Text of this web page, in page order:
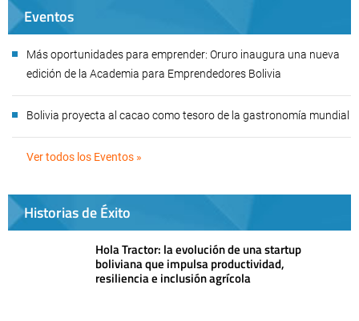
Eventos
Más oportunidades para emprender: Oruro inaugura una nueva
edición de la Academia para Emprendedores Bolivia
Bolivia proyecta al cacao como tesoro de la gastronomía mundial
Ver todos los Eventos »
Historias de Éxito
Hola Tractor: la evolución de una startup
boliviana que impulsa productividad,
resiliencia e inclusión agrícola